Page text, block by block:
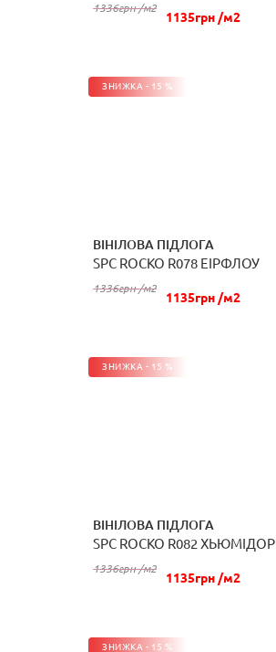
1336грн /м2
1135грн /м2
ЗНИЖКА - 15 %
ВІНІЛОВА ПІДЛОГА
SPC ROCKO R078 ЕІРФЛОУ
1336грн /м2
1135грн /м2
КУПИТИ
ЗНИЖКА - 15 %
ВІНІЛОВА ПІДЛОГА
SPC ROCKO R082 ХЬЮМІДОР
1336грн /м2
1135грн /м2
КУПИТИ
ЗНИЖКА - 15 %